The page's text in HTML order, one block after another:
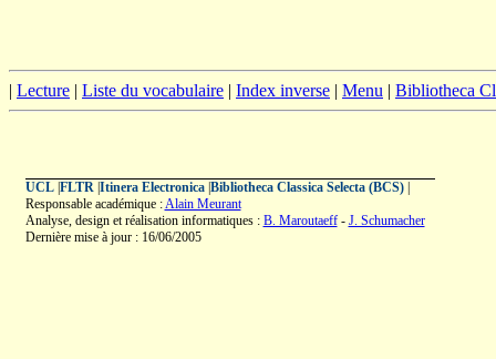
| Lecture | Liste du vocabulaire | Index inverse | Menu | Bibliotheca
UCL| FLTR| Itinera Electronica| Bibliotheca Classica Selecta (BCS)|
Responsable académique :Alain Meurant
Analyse, design et réalisation informatiques : B. Maroutaeff- J. Schumacher
Dernière mise à jour : 16/06/2005